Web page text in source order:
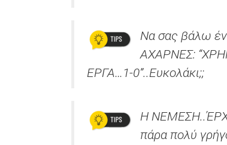
Να σας βάλω
ΑΧΑΡΝΕΣ:
ΕΡΓΑ…1-0”..Ευκολάκι;;
Η
πάρα πολύ